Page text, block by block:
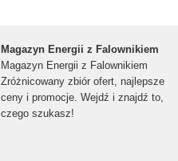
Magazyn Energii z Falownikiem
Magazyn Energii z Falownikiem
Zróżnicowany zbiór ofert, najlepsze
ceny i promocje. Wejdź i znajdź to,
czego szukasz!